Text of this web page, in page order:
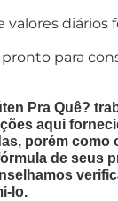
valores diários
para
Pra Quê?
aqui
porém como
de seus
lo.